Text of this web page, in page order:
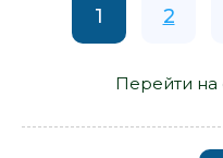
1 2
Перейти на